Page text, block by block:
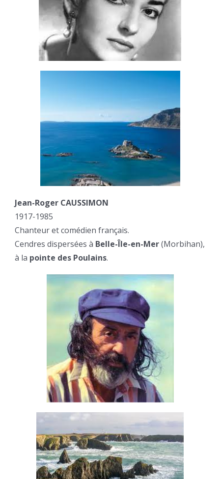
Jean-Roger CAUSSIMON
1917-1985
Chanteur et comédien français.
Cendres dispersées à Belle-Île-en-Mer(Morbihan),
à la pointe des Poulains.